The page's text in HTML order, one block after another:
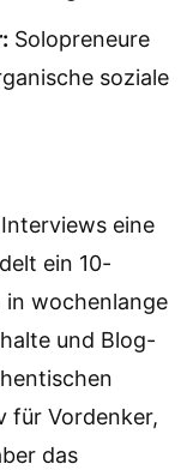
Solopreneure
soziale
eine
ein 10-
in wochenlange
und Blog-
für Vordenker,
das